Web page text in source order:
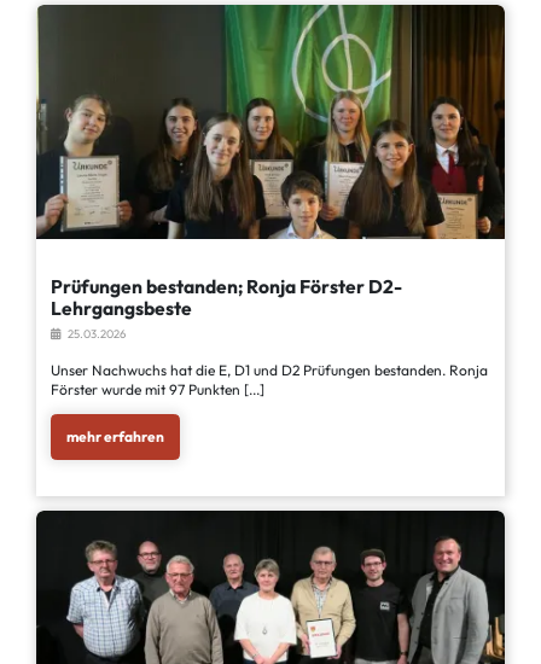
Prüfungen bestanden; Ronja Förster D2-
Lehrgangsbeste
25.03.2026
Unser Nachwuchs hat die E, D1 und D2 Prüfungen bestanden. Ronja
Förster wurde mit 97 Punkten [...]
mehr erfahren